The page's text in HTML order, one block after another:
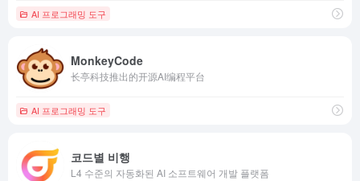
AI 프로그래밍 도구
MonkeyCode
长亭科技推出的开源AI编程平台
AI 프로그래밍 도구
코드별 비행
L4 수준의 자동화된 AI 소프트웨어 개발 플랫폼